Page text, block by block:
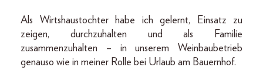
Als Wirtshaustochter habe ich gelernt, Einsatz zu
zeigen, durchzuhalten und als Familie
zusammenzuhalten – in unserem Weinbaubetrieb
genauso wie in meiner Rolle bei Urlaub am Bauernhof.